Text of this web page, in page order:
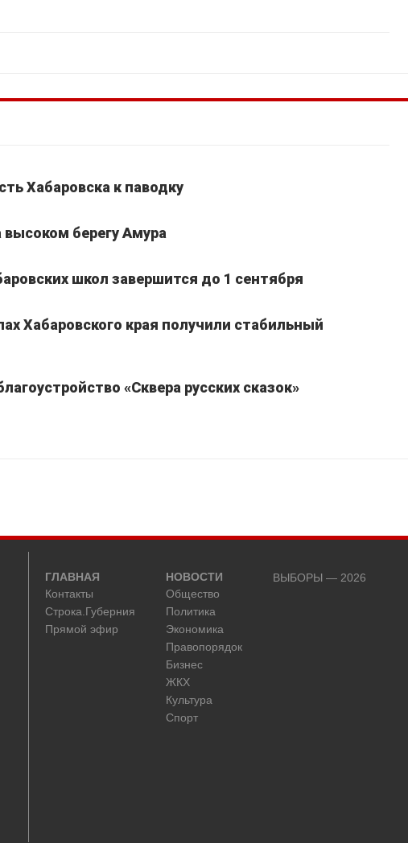
Хабаровска к паводку
берегу Амура
школ завершится до 1 сентября
Хабаровского края получили стабильный
«Сквера русских сказок»
ГЛАВНАЯ
Контакты
Строка.Губерния
Прямой эфир
НОВОСТИ
Общество
Политика
Экономика
Правопорядок
Бизнес
ЖКХ
Культура
Спорт
ВЫБОРЫ — 2026